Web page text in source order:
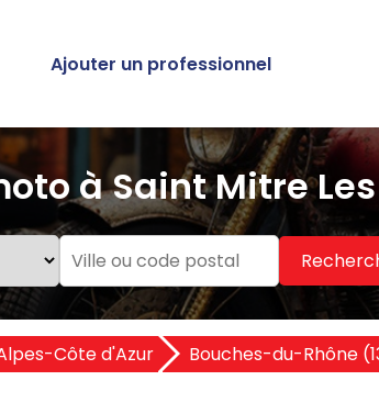
Ajouter un professionnel
à Saint Mitre
Côte d'Azur Bouches-du-Rhône